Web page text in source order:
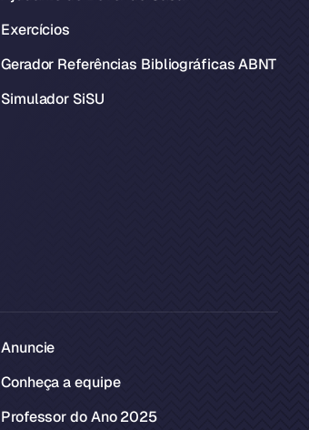
Exercícios
Gerador Referências Bibliográficas ABNT
Simulador SiSU
Anuncie
Conheça a equipe
Professor do Ano 2025